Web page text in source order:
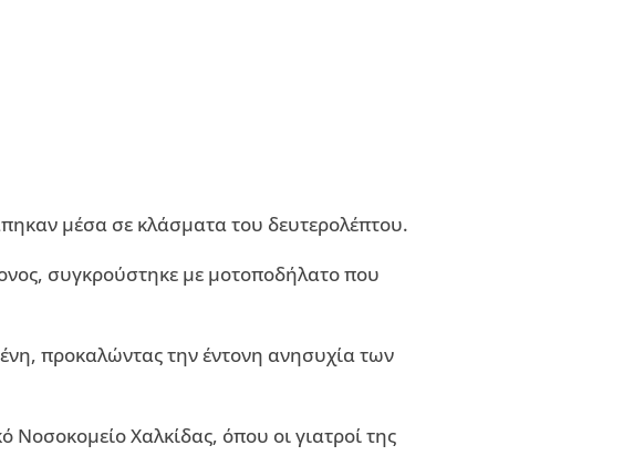
μέσα σε κλάσματα του δευτερολέπτου.
συγκρούστηκε με μοτοποδήλατο που
προκαλώντας την έντονη ανησυχία των
Χαλκίδας, όπου οι γιατροί της